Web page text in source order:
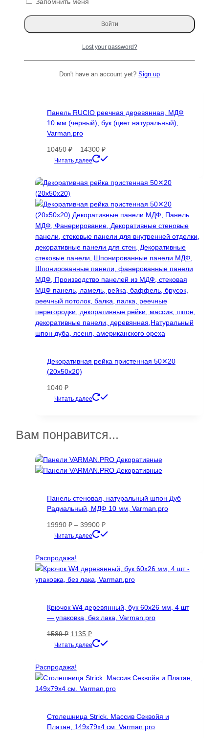
можно
выбрать
странице
товара.
Рейка VAR декоративная, деревянная,
цен:
11200 ₽
–
Читать далее
Этот
товар
имеет
можно
выбрать
Панель RUCIO реечная деревянная, МДФ
10 мм (черный), бук (цвет натуральный),
Varman.pro
10450 ₽ – 14300 ₽Диапазон
цен:
–
Читать далее
имеет
вариаций.
Опции
можно
выбрать
на
странице
товара.
Декоративная рейка пристенная 50✕20
(20х50х20)
1040 ₽
Читать далее
вариаций.
можно
выбрать
товара.
Вам понравится...
Панель стеновая, натуральный шпон Дуб
Радиальный, МДФ 10 мм, Varman.pro
19990 ₽ – 39900 ₽Диапазон
цен:
39900 ₽
Читать далее
несколько
вариаций.
выбрать
на
Распродажа!
Крючок W4 деревянный, бук 60х26 мм, 4 шт
— упаковка, без лака, Varman.pro
1589₽ Первоначальная
цена
1589 ₽.
1135 ₽Текущая
цена:
Читать далее
Распродажа!
Столешница Strick. Массив Секвойя и
Платан, 149х79х4 см. Varman.pro
Lost your password?
Don't have an account yet? Sign up